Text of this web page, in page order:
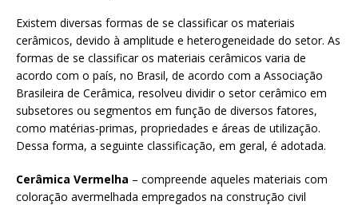
Existem diversas formas de se classificar os materiais
cerâmicos, devido à amplitude e heterogeneidade do setor. As
formas de se classificar os materiais cerâmicos varia de
acordo com o país, no Brasil, de acordo com a Associação
Brasileira de Cerâmica, resolveu dividir o setor cerâmico em
subsetores ou segmentos em função de diversos fatores,
como matérias-primas, propriedades e áreas de utilização.
Dessa forma, a seguinte classificação, em geral, é adotada.
Cerâmica Vermelha – compreende aqueles materiais com
coloração avermelhada empregados na construção civil